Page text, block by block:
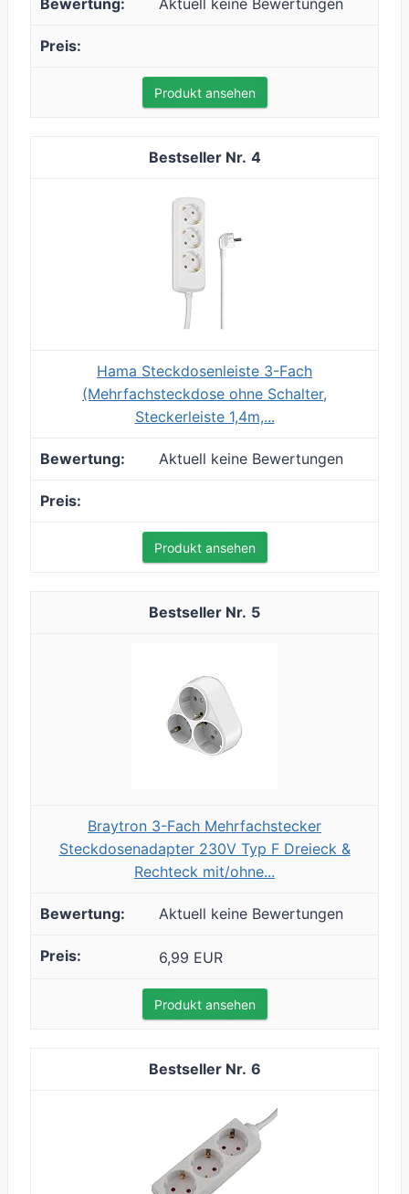
Aktuell keine Bewertungen
Produkt ansehen
4
Hama Steckdosenleiste 3-Fach
(Mehrfachsteckdose ohne Schalter,
Steckerleiste 1,4m,...
Aktuell keine Bewertungen
Produkt ansehen
5
Braytron 3-Fach Mehrfachstecker
Steckdosenadapter 230V Typ F Dreieck &
Rechteck mit/ohne...
Aktuell keine Bewertungen
6,99 EUR
Produkt ansehen
6